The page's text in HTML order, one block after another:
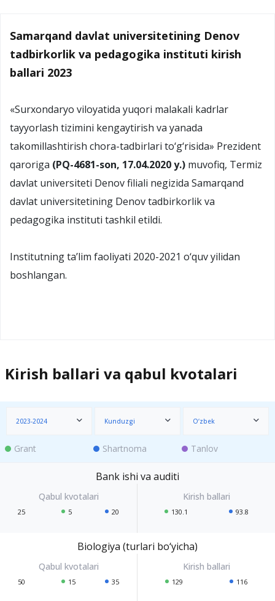
Samarqand davlat universitetining Denov
tadbirkorlik va pedagogika instituti kirish
ballari 2023
«Surxondaryo viloyatida yuqori malakali kadrlar
tayyorlash tizimini kengaytirish va yanada
takomillashtirish chora-tadbirlari to‘g‘risida» Prezident
qaroriga (PQ-4681-son, 17.04.2020 y.) muvofiq, Termiz
davlat universiteti Denov filiali negizida Samarqand
davlat universitetining Denov tadbirkorlik va
pedagogika instituti tashkil etildi.
Institutning ta’lim faoliyati 2020-2021 o‘quv yilidan
boshlangan.
Kirish ballari va qabul kvotalari
2023-2024 Kunduzgi O‘zbek
Grant Shartnoma Tanlov
Bank ishi va auditi
25 5 20 130.1 93.8
Biologiya (turlari bo‘yicha)
50 15 35 129 116